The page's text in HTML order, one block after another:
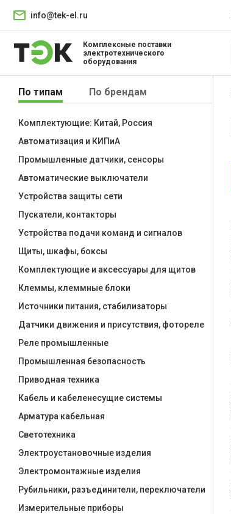
info@tek-el.ru
Комплексные поставки
электротехнического
оборудования
По типам По брендам
Комплектующие: Китай, Россия
Автоматизация и КИПиА
Промышленные датчики, сенсоры
Автоматические выключатели
Устройства защиты сети
Пускатели, контакторы
Устройства подачи команд и сигналов
Щиты, шкафы, боксы
Комплектующие и аксессуары для щитов
Клеммы, клеммные блоки
Источники питания, стабилизаторы
Датчики движения и присутствия, фотореле
Реле промышленные
Промышленная безопасность
Приводная техника
Кабель и кабеленесущие системы
Арматура кабельная
Светотехника
Электроустановочные изделия
Электромонтажные изделия
Рубильники, разъединители, переключатели
Измерительные приборы